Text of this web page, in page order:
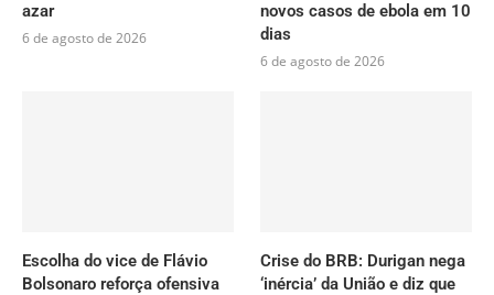
azar
6 de agosto de 2026
novos casos de ebola em 10
dias
6 de agosto de 2026
Escolha do vice de Flávio
Bolsonaro reforça ofensiva
Crise do BRB: Durigan nega
‘inércia’ da União e diz que